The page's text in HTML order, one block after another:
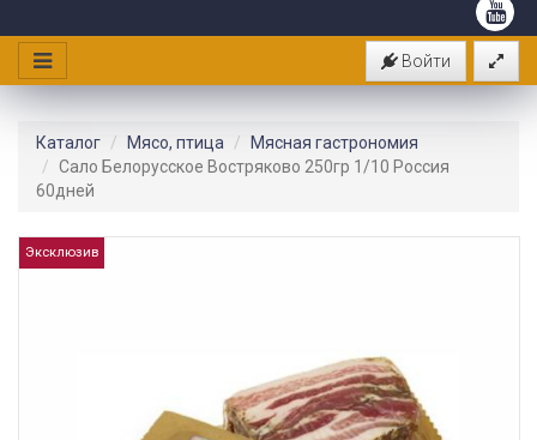
Войти
Каталог Мясо, птица
Мясная гастрономия
Сало Белорусское Востряково 250гр 1/10 Россия
60дней
Эксклюзив